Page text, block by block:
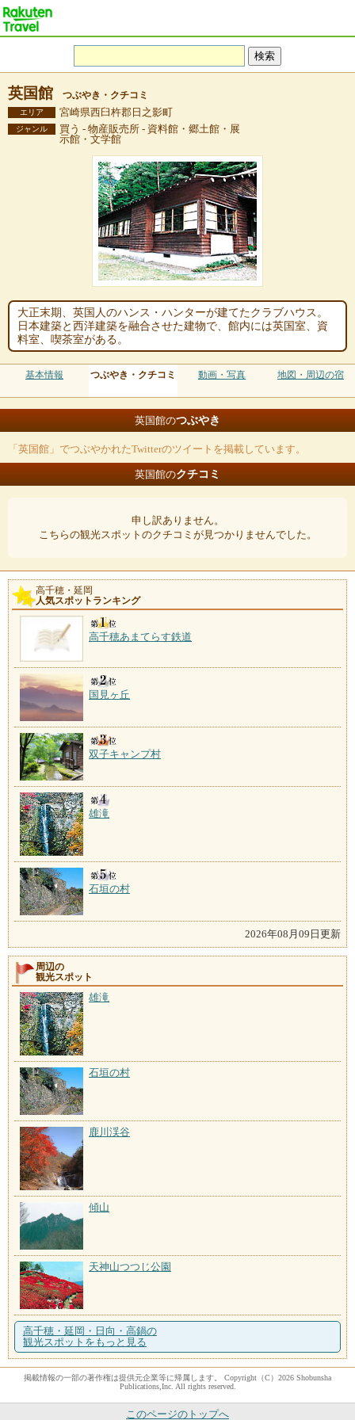
英国館 つぶやき・クチコミ
エリア 宮崎県西臼杵郡日之影町
ジャンル
買う - 物産販売所 - 資料館・郷土館・展
示館・文学館
大正末期、英国人のハンス・ハンターが建てたクラブハウス。
日本建築と西洋建築を融合させた建物で、館内には英国室、資
料室、喫茶室がある。
基本情報 つぶやき・クチコミ 動画・写真 地図・周辺の宿
英国館のつぶやき
「英国館」でつぶやかれたTwitterのツイートを掲載しています。
英国館のクチコミ
申し訳ありません。
こちらの観光スポットのクチコミが見つかりませんでした。
高千穂・延岡
人気スポットランキング
高千穂あまてらす鉄道
国見ヶ丘
双子キャンプ村
雄滝
石垣の村
2026年08月09日更新
周辺の
観光スポット
雄滝
石垣の村
鹿川渓谷
傾山
天神山つつじ公園
高千穂・延岡・日向・高鍋の
観光スポットをもっと見る
掲載情報の一部の著作権は提供元企業等に帰属します。 Copyright（C）2026 Shobunsha
Publications,Inc. All rights reserved.
このページのトップへ